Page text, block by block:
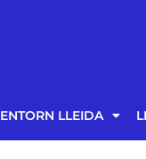
ENTORN LLEIDA